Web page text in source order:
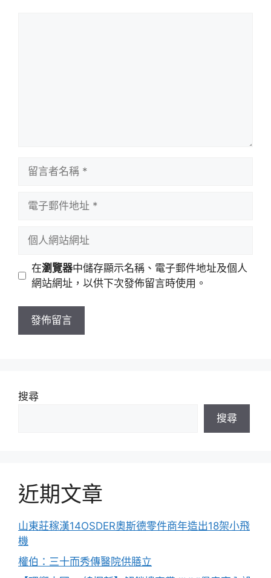
址
站
址
在瀏覽器中儲存顯示名稱、電子郵件地址及個人
網站網址，以供下次發佈留言時使用。
搜尋
搜尋
近期文章
山東莊稼漢14OSDER奧斯德零件商年造出18架小飛
機
權伯：三十而秀傳醫院供膳立